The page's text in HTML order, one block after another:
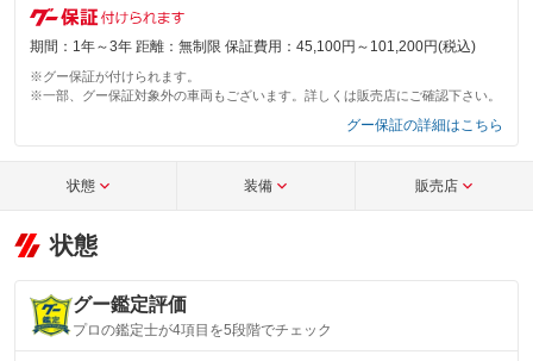
期間：1年～3年 距離：無制限 保証費用：45,100円～101,200円(税込)
※グー保証が付けられます。
※一部、グー保証対象外の車両もございます。詳しくは販売店にご確認下さい。
グー保証の詳細はこちら
状態 装備 販売店
状態
グー鑑定評価
プロの鑑定士が4項目を5段階でチェック